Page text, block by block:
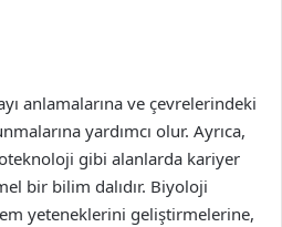
anlamalarına ve çevrelerindeki
yardımcı olur. Ayrıca,
gibi alanlarda kariyer
bir bilim dalıdır. Biyoloji
yeteneklerini geliştirmelerine,